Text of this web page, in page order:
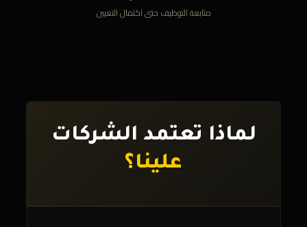
متابعة التوظيف حتى اكتمال التعيين
لماذا تعتمد الشركات
علينا؟